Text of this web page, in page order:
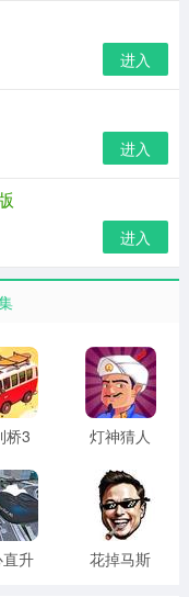
奇模拟玩法、对财
全不受现实消费束
。
品即可完成消费，金
各类增益收入buff，
准把握投资时机，
差异显著，需合理
购买让玩家直观感
降节奏。
进入
进入
进入
桥3
灯神猜人
升
花掉马斯